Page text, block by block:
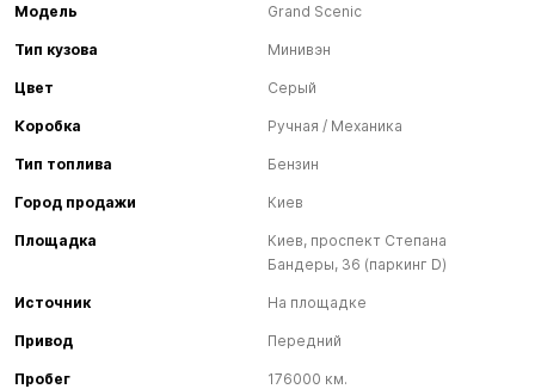
Модель Grand Scenic
Тип кузова Минивэн
Цвет Серый
Коробка Ручная / Механика
Тип топлива Бензин
Город продажи Киев
Площадка
Киев, проспект Степана
Бандеры, 36 (паркинг D)
Источник На площадке
Привод Передний
Пробег 176000 км.